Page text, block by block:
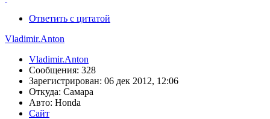
Ответить с цитатой
Vladimir.Anton
Vladimir.Anton
Сообщения: 328
Зарегистрирован: 06 дек 2012, 12:06
Откуда: Самара
Авто: Honda
Сайт